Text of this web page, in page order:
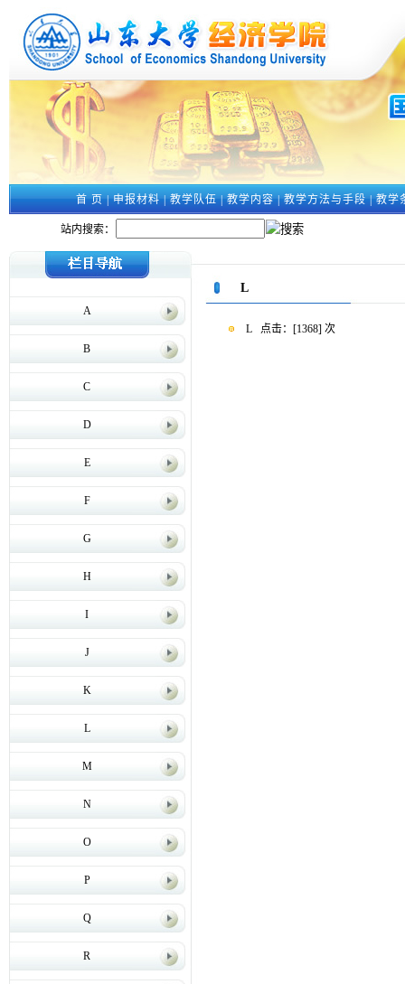
首 页|申报材料|教学队伍|教学内容|教学方法与手段|教学
站内搜索：
A
B
C
D
E
F
G
H
I
J
K
L
M
N
O
P
Q
R
L
L点击：[1368] 次